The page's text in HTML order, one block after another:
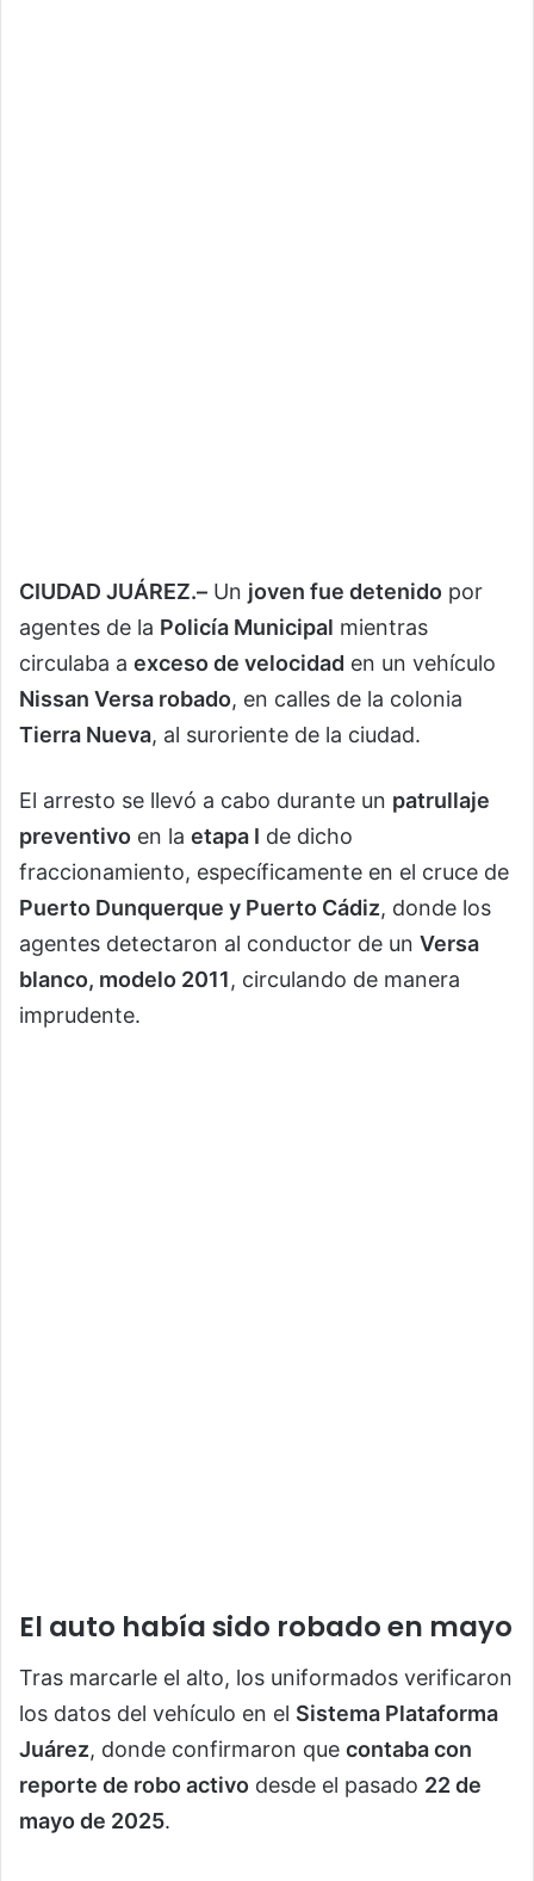
CIUDAD JUÁREZ.– Un joven fue detenido por
agentes de la Policía Municipal mientras
circulaba a exceso de velocidad en un vehículo
Nissan Versa robado, en calles de la colonia
Tierra Nueva, al suroriente de la ciudad.
El arresto se llevó a cabo durante un patrullaje
preventivo en la etapa I de dicho
fraccionamiento, específicamente en el cruce de
Puerto Dunquerque y Puerto Cádiz, donde los
agentes detectaron al conductor de un Versa
blanco, modelo 2011, circulando de manera
imprudente.
El auto había sido robado en mayo
Tras marcarle el alto, los uniformados verificaron
los datos del vehículo en el Sistema Plataforma
Juárez, donde confirmaron que contaba con
reporte de robo activo desde el pasado 22 de
mayo de 2025.